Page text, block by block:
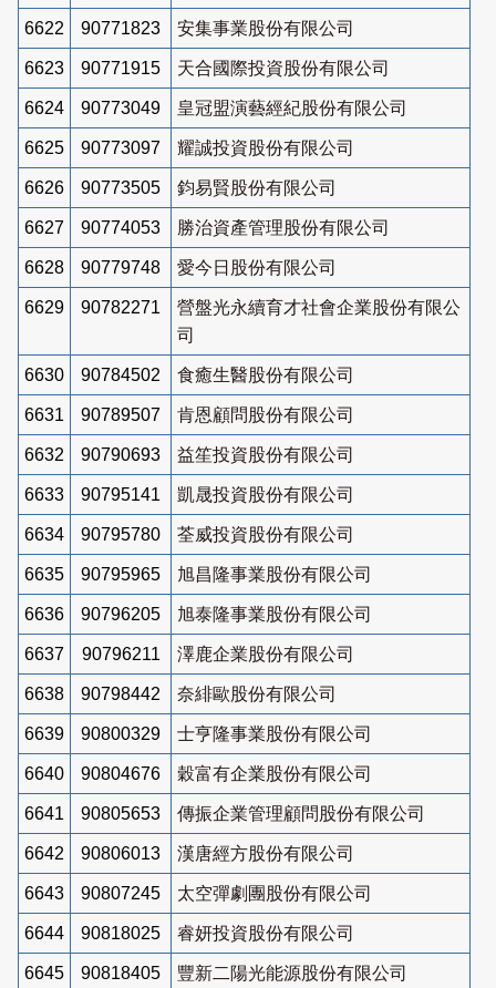
6622 90771823 安集事業股份有限公司
6623 90771915 天合國際投資股份有限公司
6624 90773049 皇冠盟演藝經紀股份有限公司
6625 90773097 耀誠投資股份有限公司
6626 90773505 鈞易賢股份有限公司
6627 90774053 勝治資產管理股份有限公司
6628 90779748 愛今日股份有限公司
6629 90782271
營盤光永續育才社會企業股份有限公
司
6630 90784502 食癒生醫股份有限公司
6631 90789507 肯恩顧問股份有限公司
6632 90790693 益笙投資股份有限公司
6633 90795141 凱晟投資股份有限公司
6634 90795780 荃威投資股份有限公司
6635 90795965 旭昌隆事業股份有限公司
6636 90796205 旭泰隆事業股份有限公司
6637 90796211 澤鹿企業股份有限公司
6638 90798442 奈緋歐股份有限公司
6639 90800329 士亨隆事業股份有限公司
6640 90804676 穀富有企業股份有限公司
6641 90805653 傳振企業管理顧問股份有限公司
6642 90806013 漢唐經方股份有限公司
6643 90807245 太空彈劇團股份有限公司
6644 90818025 睿妍投資股份有限公司
6645 90818405 豐新二陽光能源股份有限公司